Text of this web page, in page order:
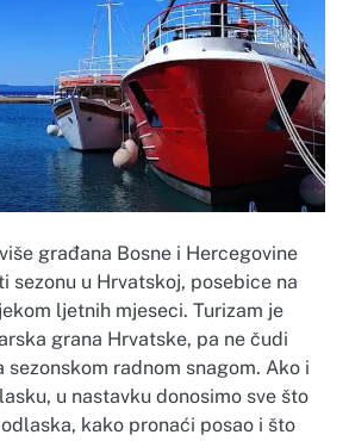
građana Bosne i Hercegovine
sezonu u Hrvatskoj, posebice na
ljetnih mjeseci. Turizam je
grana Hrvatske, pa ne čudi
radnom snagom. Ako i
u nastavku donosimo sve što
kako pronaći posao i što